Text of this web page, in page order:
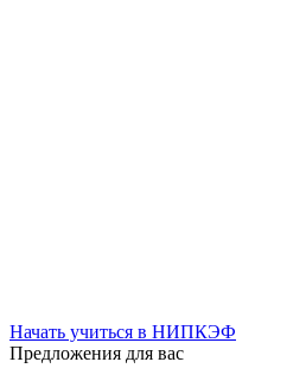
Начать учиться в НИПКЭФ
Предложения для вас